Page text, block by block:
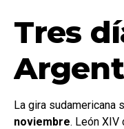
Tres
La gira sudamericana
noviembre. León XIV